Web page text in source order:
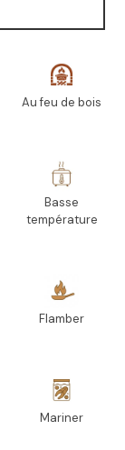
Au feu de bois
Basse
température
Flamber
Mariner